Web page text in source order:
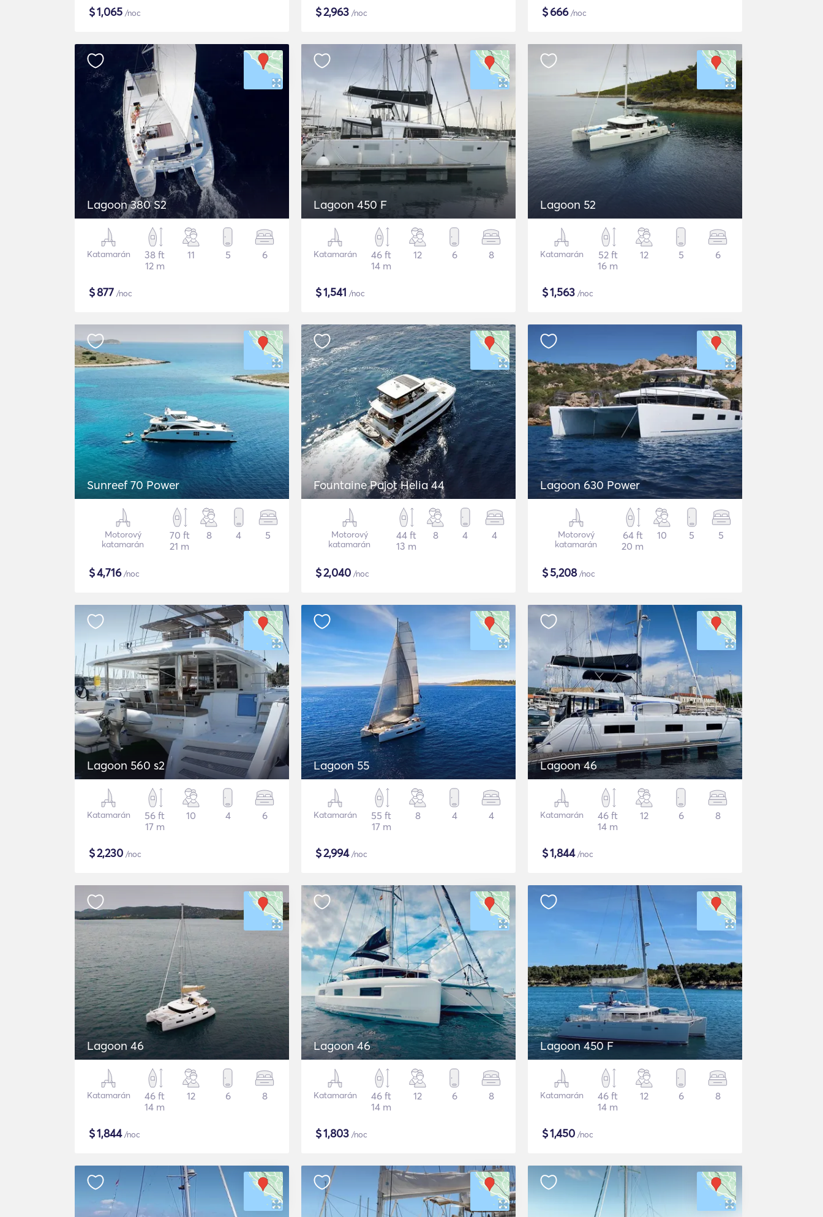
$1,065 /noc $2,963 /noc $666/noc
Lagoon 380 S2
Katamarán
38 ft
12 m
11 5 6
$877 /noc
Lagoon 450 F
Katamarán
46 ft
14 m
12 6 8
$1,541 /noc
Lagoon 52
Katamarán
52 ft
16 m
12 5 6
$1,563 /noc
Sunreef 70 Power
Motorový
katamarán
70 ft
21 m
8 4 5
$4,716/noc
Fountaine Pajot Helia 44
Motorový
katamarán
44 ft
13 m
8 4 4
$2,040 /noc
Lagoon 630 Power
Motorový
katamarán
64 ft
20 m
10 5 5
$5,208/noc
Lagoon 560 s2
Katamarán
56 ft
17 m
10 4 6
$2,230 /noc
Lagoon 55
Katamarán
55 ft
17 m
8 4 4
$2,994/noc
Lagoon 46
Katamarán
46 ft
14 m
12 6 8
$1,844/noc
Lagoon 46
Katamarán
46 ft
14 m
12 6 8
$1,844/noc
Lagoon 46
Katamarán
46 ft
14 m
12 6 8
$1,803 /noc
Lagoon 450 F
Katamarán
46 ft
14 m
12 6 8
$1,450 /noc